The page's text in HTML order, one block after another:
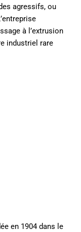
agressifs, ou
à l’extrusion
industriel rare
en 1904 dans le